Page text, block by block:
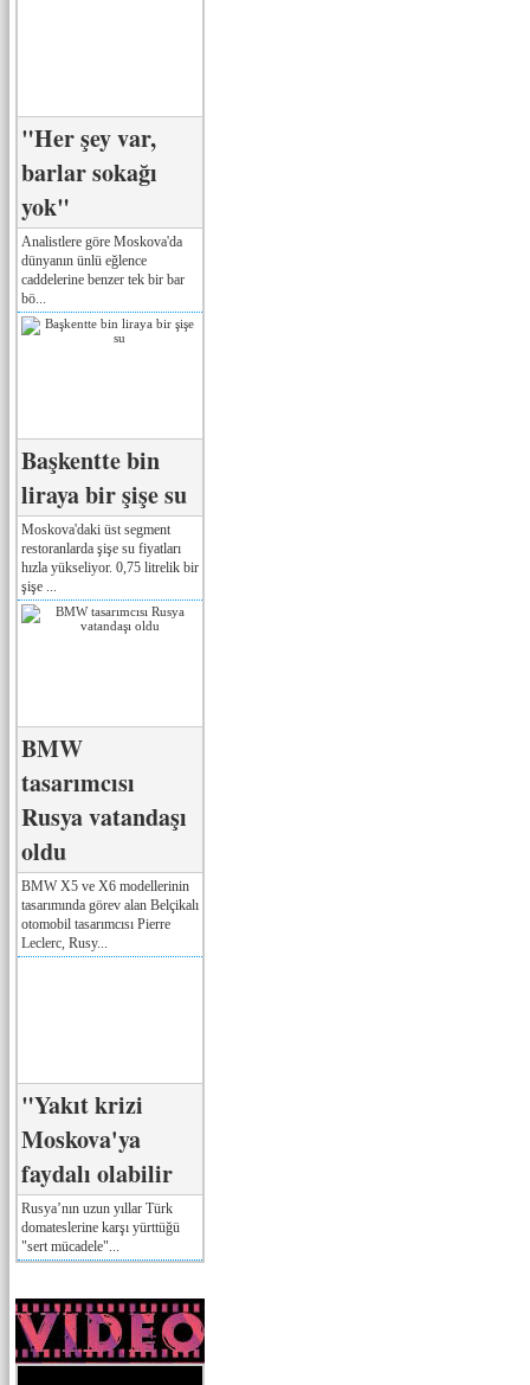
"Her şey var,
barlar sokağı
yok"
Analistlere göre Moskova'da
dünyanın ünlü eğlence
caddelerine benzer tek bir bar
bö...
Başkentte bin
liraya bir şişe su
Moskova'daki üst segment
restoranlarda şişe su fiyatları
hızla yükseliyor. 0,75 litrelik bir
şişe ...
BMW
tasarımcısı
Rusya vatandaşı
oldu
BMW X5 ve X6 modellerinin
tasarımında görev alan Belçikalı
otomobil tasarımcısı Pierre
Leclerc, Rusy...
"Yakıt krizi
Moskova'ya
faydalı olabilir
Rusya’nın uzun yıllar Türk
domateslerine karşı yürttüğü
"sert mücadele"...